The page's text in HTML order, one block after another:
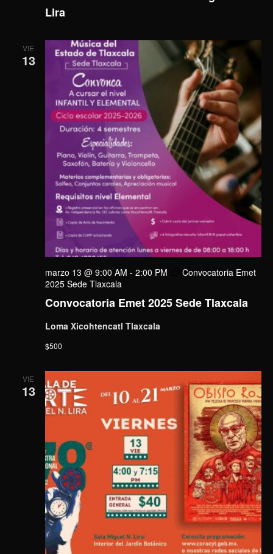
Lira
VIE
13
Convocatoria Emet 2025 Sede Tlaxcala
marzo 13 @ 9:00 AM - 2:00 PM
Convocatoria Emet
2025 Sede Tlaxcala
Loma Xicohtencatl Tlaxcala
$500
VIE
13